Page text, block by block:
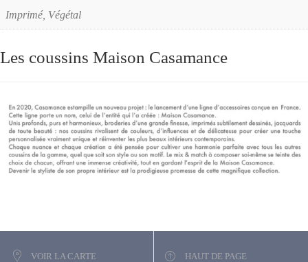
Imprimé, Végétal
Les coussins Maison Casamance
VOIR LA CARTE HAUT DE PAGE